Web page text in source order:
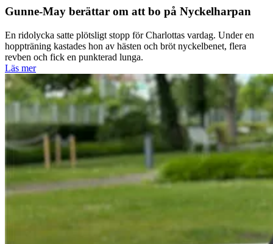
Gunne-May berättar om att bo på Nyckelharpan
En ridolycka satte plötsligt stopp för Charlottas vardag. Under en
hoppträning kastades hon av hästen och bröt nyckelbenet, flera
revben och fick en punkterad lunga.
Läs mer